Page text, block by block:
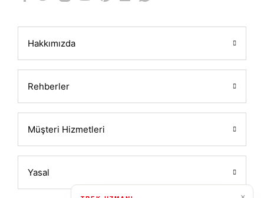
Hakkımızda
Rehberler
Müşteri Hizmetleri
Yasal